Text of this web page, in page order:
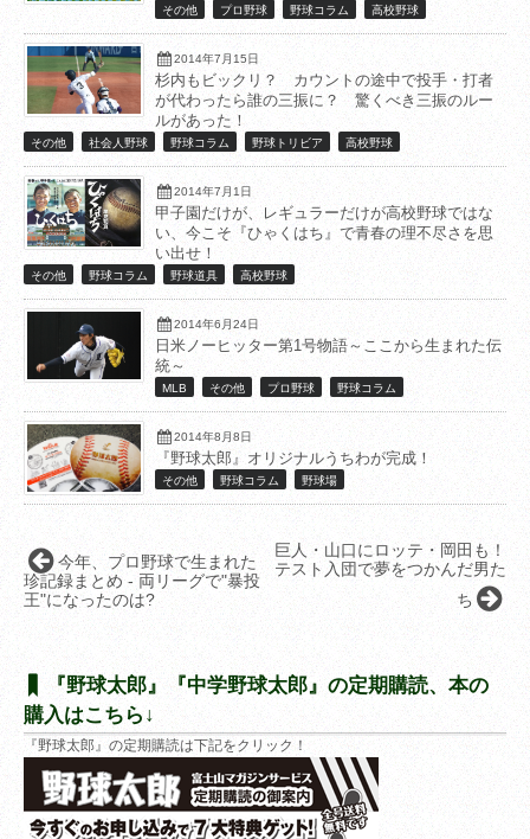
その他 プロ野球 野球コラム 高校野球
2014年7月15日
杉内もビックリ？ カウントの途中で投手・打者
が代わったら誰の三振に？ 驚くべき三振のルー
ルがあった！
その他 社会人野球 野球コラム 野球トリビア 高校野球
2014年7月1日
甲子園だけが、レギュラーだけが高校野球ではな
い、今こそ『ひゃくはち』で青春の理不尽さを思
い出せ！
その他 野球コラム 野球道具 高校野球
2014年6月24日
日米ノーヒッター第1号物語～ここから生まれた伝
統～
MLB その他 プロ野球 野球コラム
2014年8月8日
『野球太郎』オリジナルうちわが完成！
その他 野球コラム 野球場
巨人・山口にロッテ・岡田も！
テスト入団で夢をつかんだ男た
ち
今年、プロ野球で生まれた
珍記録まとめ - 両リーグで"暴投
王"になったのは?
『野球太郎』『中学野球太郎』の定期購読、本の
購入はこちら↓
『野球太郎』の定期購読は下記をクリック！